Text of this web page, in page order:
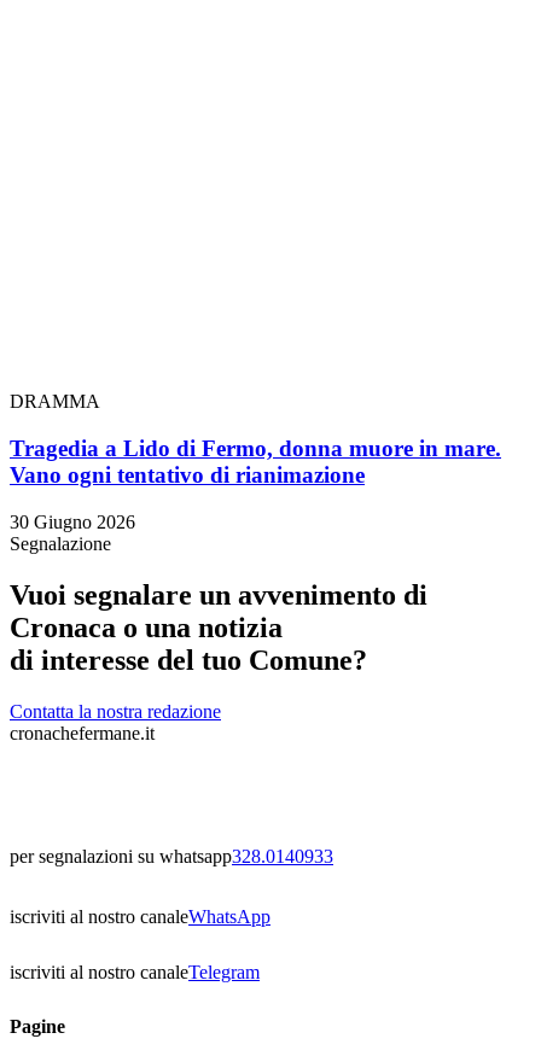
DRAMMA
Tragedia a Lido di Fermo, donna muore in mare.
Vano ogni tentativo di rianimazione
30 Giugno 2026
Segnalazione
Vuoi segnalare un avvenimento di
Cronaca o una notizia
di interesse del tuo Comune?
Contatta la nostra redazione
cronachefermane.it
per segnalazioni su whatsapp328.0140933
iscriviti al nostro canaleWhatsApp
iscriviti al nostro canaleTelegram
Pagine